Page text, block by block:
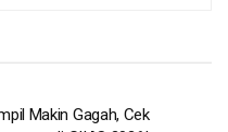
Makin Gagah, Cek